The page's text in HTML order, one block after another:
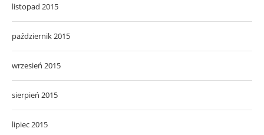
listopad 2015
październik 2015
wrzesień 2015
sierpień 2015
lipiec 2015